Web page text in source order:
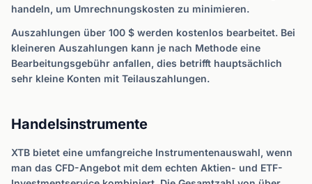
handeln, um Umrechnungskosten zu minimieren.
Auszahlungen über 100 $ werden kostenlos bearbeitet. Bei
kleineren Auszahlungen kann je nach Methode eine
Bearbeitungsgebühr anfallen, dies betrifft hauptsächlich
sehr kleine Konten mit Teilauszahlungen.
Handelsinstrumente
XTB bietet eine umfangreiche Instrumentenauswahl, wenn
man das CFD-Angebot mit dem echten Aktien- und ETF-